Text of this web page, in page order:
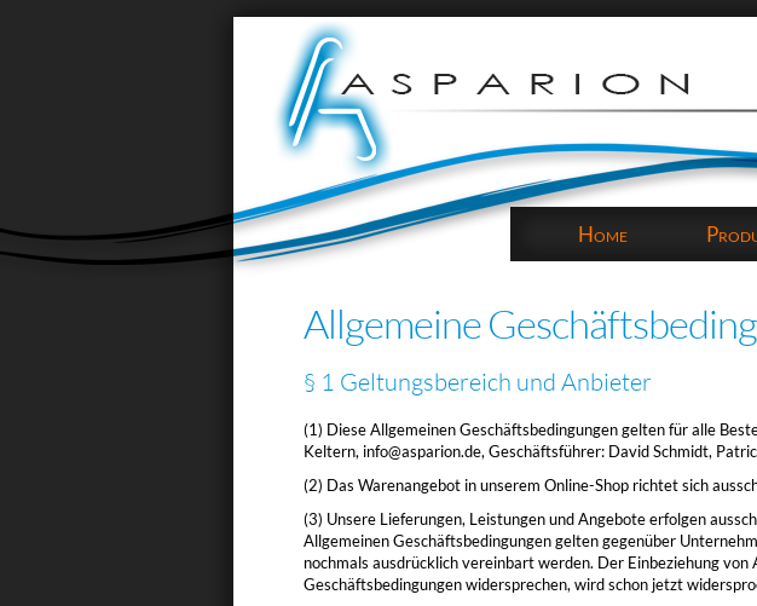
Navigation
Home
Allgemeine
§ 1 Geltungsbereich und Anbieter
(1) Diese Allgemeinen Geschäftsbedingungen gelten für alle
Keltern, info@asparion.de, Geschäftsführer: David Schmidt,
(2) Das Warenangebot in unserem Online-Shop richtet sich
(3) Unsere Lieferungen, Leistungen und Angebote erfolgen
Allgemeinen Geschäftsbedingungen gelten gegenüber
nochmals ausdrücklich vereinbart werden. Der Einbeziehung
Geschäftsbedingungen widersprechen, wird schon jetzt